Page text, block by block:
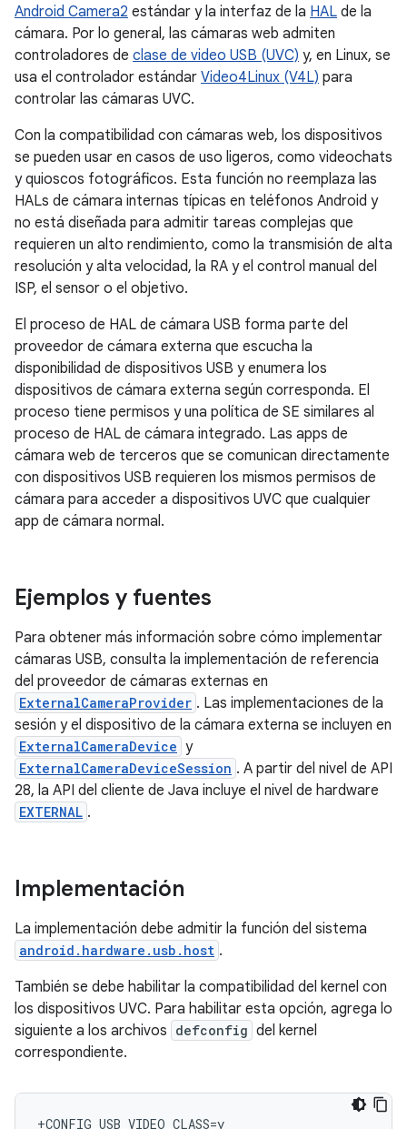
Android Camera2 estándar y la interfaz de la HAL de la
cámara. Por lo general, las cámaras web admiten
controladores de clase de video USB (UVC) y, en Linux, se
usa el controlador estándar Video4Linux (V4L) para
controlar las cámaras UVC.
Con la compatibilidad con cámaras web, los dispositivos
se pueden usar en casos de uso ligeros, como videochats
y quioscos fotográficos. Esta función no reemplaza las
HALs de cámara internas típicas en teléfonos Android y
no está diseñada para admitir tareas complejas que
requieren un alto rendimiento, como la transmisión de alta
resolución y alta velocidad, la RA y el control manual del
ISP, el sensor o el objetivo.
El proceso de HAL de cámara USB forma parte del
proveedor de cámara externa que escucha la
disponibilidad de dispositivos USB y enumera los
dispositivos de cámara externa según corresponda. El
proceso tiene permisos y una política de SE similares al
proceso de HAL de cámara integrado. Las apps de
cámara web de terceros que se comunican directamente
con dispositivos USB requieren los mismos permisos de
cámara para acceder a dispositivos UVC que cualquier
app de cámara normal.
Ejemplos y fuentes
Para obtener más información sobre cómo implementar
cámaras USB, consulta la implementación de referencia
del proveedor de cámaras externas en
ExternalCameraProvider . Las implementaciones de la
sesión y el dispositivo de la cámara externa se incluyen en
ExternalCameraDevice y
ExternalCameraDeviceSession . A partir del nivel de API
28, la API del cliente de Java incluye el nivel de hardware
EXTERNAL .
Implementación
La implementación debe admitir la función del sistema
android.hardware.usb.host .
También se debe habilitar la compatibilidad del kernel con
los dispositivos UVC. Para habilitar esta opción, agrega lo
siguiente a los archivos defconfig del kernel
correspondiente.
+CONFIG_USB_VIDEO_CLASS=y